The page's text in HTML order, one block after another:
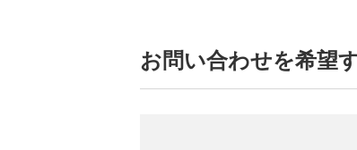
お問い合わせを希望